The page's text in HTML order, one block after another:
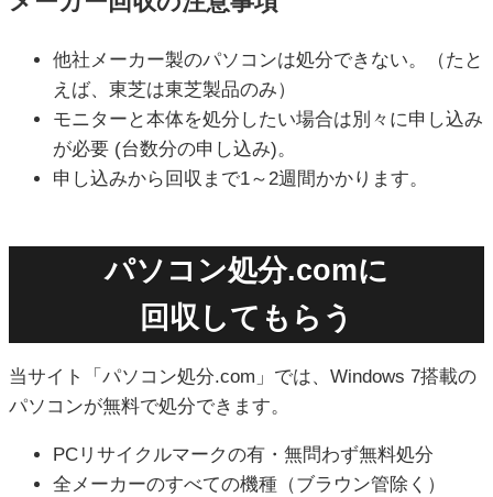
他社メーカー製のパソコンは処分できない。（たと
えば、東芝は東芝製品のみ）
モニターと本体を処分したい場合は別々に申し込み
が必要 (台数分の申し込み)。
申し込みから回収まで1～2週間かかります。
パソコン処分.comに
回収してもらう
当サイト「パソコン処分.com」では、Windows 7搭載の
パソコンが無料で処分できます。
PCリサイクルマークの有・無問わず無料処分
全メーカーのすべての機種（ブラウン管除く）